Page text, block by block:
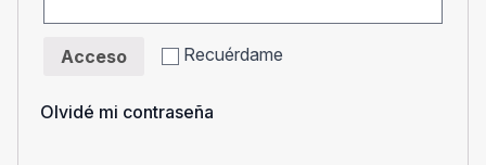
Recuérdame
Acceso
Olvidé mi contraseña